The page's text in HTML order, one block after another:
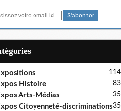
114
Histoire 83
Arts-Médias 35
Citoyenneté-discriminations35